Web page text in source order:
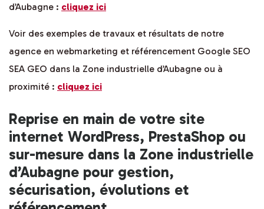
d’Aubagne : cliquez ici
Voir des exemples de travaux et résultats de notre
agence en webmarketing et référencement Google SEO
SEA GEO dans la Zone industrielle d’Aubagne ou à
proximité : cliquez ici
Reprise en main de votre site
internet WordPress, PrestaShop ou
sur-mesure dans la Zone industrielle
d’Aubagne pour gestion,
sécurisation, évolutions et